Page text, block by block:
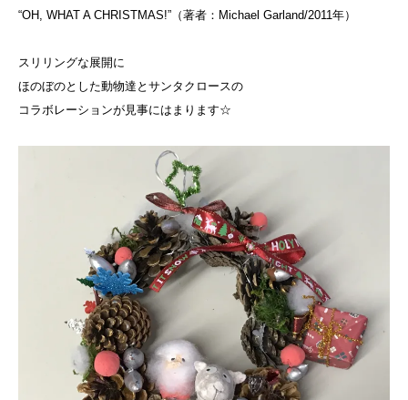
“OH, WHAT A CHRISTMAS!”（著者：Michael Garland/2011年）
スリリングな展開に
ほのぼのとした動物達とサンタクロースの
コラボレーションが見事にはまります☆